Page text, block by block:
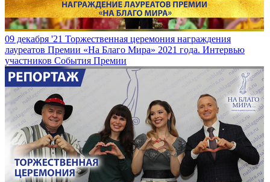
09 декабря '21 Торжественная церемония награждения
лауреатов Премии «На Благо Мира» 2021 года. Интервью
участников События Премии